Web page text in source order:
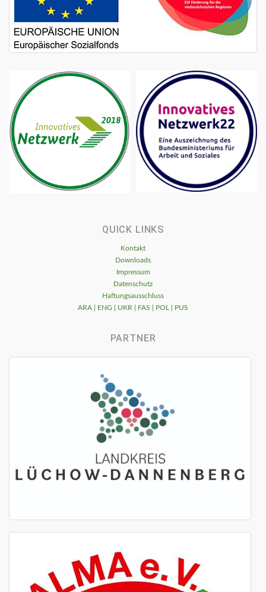
QUICK LINKS
Kontakt
Downloads
Impressum
Datenschutz
Haftungsausschluss
ARA | ENG | UKR | FAS | POL | PUS
PARTNER